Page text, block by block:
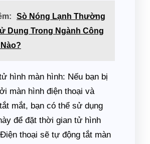
Sò Nóng Lạnh Thường
Dụng Trong Ngành Công
hình màn hình: Nếu bạn bị
màn hình điện thoại và
mắt, bạn có thể sử dụng
để đặt thời gian tử hình
thoại sẽ tự động tắt màn